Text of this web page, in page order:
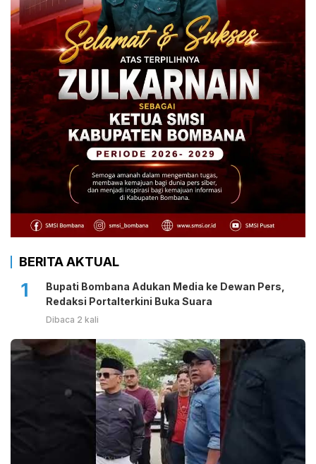
BERITA AKTUAL
1
Bupati Bombana Adukan Media ke Dewan Pers,
Redaksi Portalterkini Buka Suara
Dibaca 2 kali